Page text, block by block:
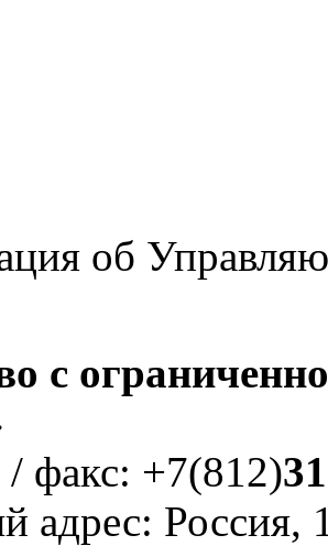
об
с
факс: +7(812)
адрес: Россия,